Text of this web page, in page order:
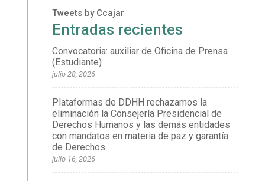
Tweets by Ccajar
Entradas recientes
Convocatoria: auxiliar de Oficina de Prensa
(Estudiante)
julio 28, 2026
Plataformas de DDHH rechazamos la
eliminación la Consejería Presidencial de
Derechos Humanos y las demás entidades
con mandatos en materia de paz y garantía
de Derechos
julio 16, 2026